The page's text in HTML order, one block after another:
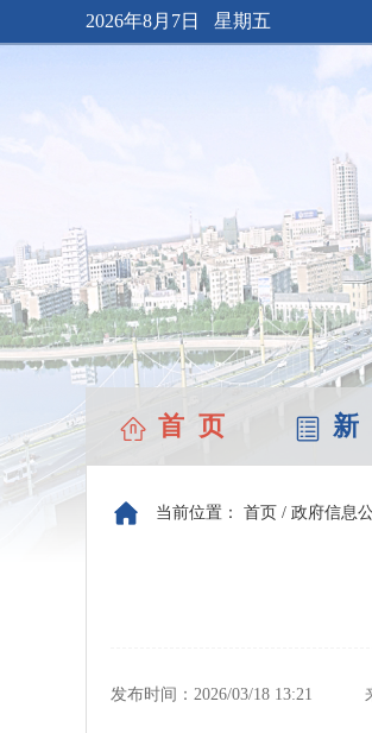
2026年8月7日 星期五
首 页 新
当前位置： 首页 / 政府信息
发布时间：2026/03/18 13:21